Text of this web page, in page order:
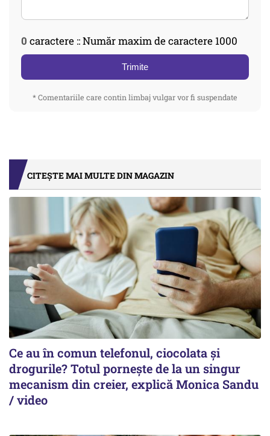
0 caractere :: Număr maxim de caractere 1000
Trimite
* Comentariile care contin limbaj vulgar vor fi suspendate
CITEȘTE MAI MULTE DIN MAGAZIN
Ce au în comun telefonul, ciocolata și
drogurile? Totul pornește de la un singur
mecanism din creier, explică Monica Sandu
/ video